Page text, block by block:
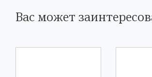
Вас может